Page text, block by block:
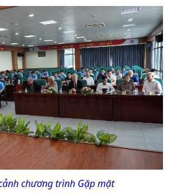
chương trình Gặp mặt